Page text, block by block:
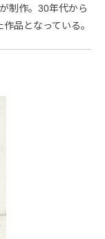
制作。30年代から
品となっている。